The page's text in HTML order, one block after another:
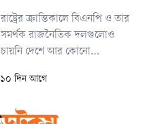
রাষ্ট্রের ক্রান্তিকালে বিএনপি ও তার
সমর্থক রাজনৈতিক দলগুলোও
চায়নি দেশে আর কোনো
যাকে কেন্দ্র করে নতুন কোনো
ধারাবাহিকতাকে বাধাগ্রস্ত করতে
১০ দিন আগে